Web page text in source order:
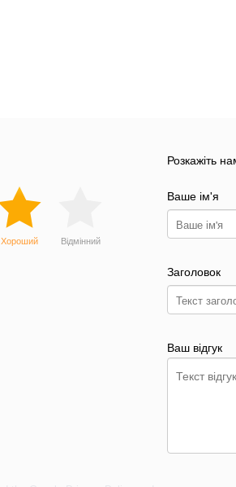
Хороший Відмінний
Розкажіть
Ваше ім'я
Заголовок
Ваш відгук